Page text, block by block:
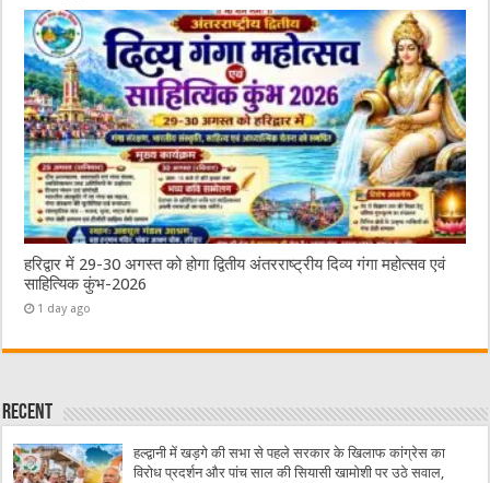
हरिद्वार में 29-30 अगस्त को होगा द्वितीय अंतरराष्ट्रीय दिव्य गंगा महोत्सव एवं
साहित्यिक कुंभ-2026
1 day ago
Recent
हल्द्वानी में खड़गे की सभा से पहले सरकार के खिलाफ कांग्रेस का
विरोध प्रदर्शन और पांच साल की सियासी खामोशी पर उठे सवाल,